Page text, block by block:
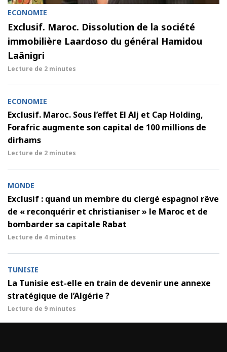
ECONOMIE
Exclusif. Maroc. Dissolution de la société
immobilière Laardoso du général Hamidou
Laânigri
Lecture de 2 minutes
ECONOMIE
Exclusif. Maroc. Sous l’effet El Alj et Cap Holding,
Forafric augmente son capital de 100 millions de
dirhams
Lecture de 2 minutes
MONDE
Exclusif : quand un membre du clergé espagnol rêve
de « reconquérir et christianiser » le Maroc et de
bombarder sa capitale Rabat
Lecture de 4 minutes
TUNISIE
La Tunisie est-elle en train de devenir une annexe
stratégique de l’Algérie ?
Lecture de 9 minutes